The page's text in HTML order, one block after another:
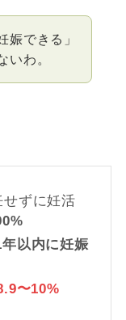
娠できる」
いわ。
ずに妊活
以内に妊娠
〜10%